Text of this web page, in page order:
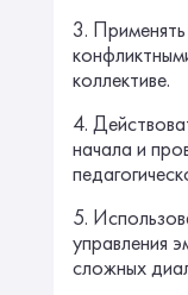
3.
коллективе.
4.
начала и
5.
управления
сложных